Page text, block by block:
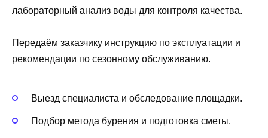
лабораторный анализ воды для контроля качества.
Передаём заказчику инструкцию по эксплуатации и
рекомендации по сезонному обслуживанию.
Выезд специалиста и обследование площадки.
Подбор метода бурения и подготовка сметы.